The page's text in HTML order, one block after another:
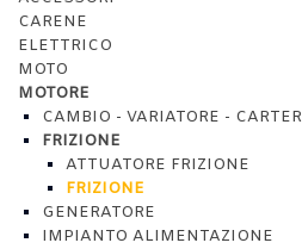
CARENE
ELETTRICO
MOTO
MOTORE
CAMBIO - VARIATORE - CARTER
FRIZIONE
ATTUATORE FRIZIONE
FRIZIONE
GENERATORE
IMPIANTO ALIMENTAZIONE